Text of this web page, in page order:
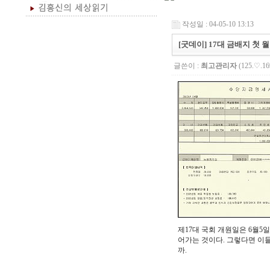
작성일 : 04-05-10 13:13
[굿데이] 17대 금배지 첫
글쓴이 : 최고관리자
제17대 국회 개원일은 6월5
어가는 것이다. 그렇다면 이
까.